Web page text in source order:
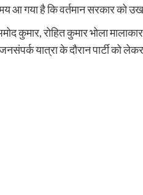
आ गया है कि वर्तमान सरकार को
कुमार, रोहित कुमार भोला
यात्रा के दौरान पार्टी को
Nalanda Crime News
रौंदा, हाथ में गंभीर
shankar August